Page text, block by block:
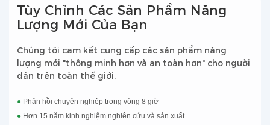
Tùy Chỉnh Các Sản Phẩm Năng
Lượng Mới Của Bạn
Chúng tôi cam kết cung cấp các sản phẩm năng
lượng mới "thông minh hơn và an toàn hơn" cho người
dân trên toàn thế giới.
● Phản hồi chuyên nghiệp trong vòng 8 giờ
● Hơn 15 năm kinh nghiệm nghiên cứu và sản xuất